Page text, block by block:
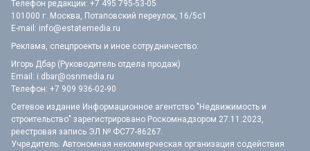
Телефон редакции: +7 495 795-53-05
101000 г. Москва, Потаповский переулок, 16/5с1
E-mail: info@estatemedia.ru
Реклама, спецпроекты и иное сотрудничество:
Игорь Дбар (Руководитель отдела продаж)
Email: i.dbar@osnmedia.ru
Телефон: +7 909 936-02-90
Сетевое издание Информационное агентство "Недвижимость и
строительство" зарегистрировано Роскомнадзором 27.11.2023,
реестровая запись ЭЛ № ФС77-86267.
Учредитель: Автономная некоммерческая организация содействия